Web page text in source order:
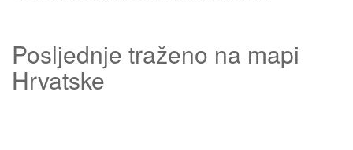
Posljednje traženo na mapi
Hrvatske